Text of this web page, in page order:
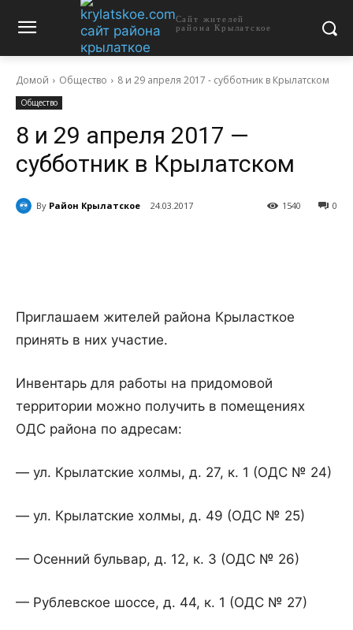
Сайт жителей
района Крылатское
Домой Общество 8 и 29 апреля 2017 - субботник в Крылатском
Общество
8 и 29 апреля 2017 —
субботник в Крылатском
By Район Крылатское 24.03.2017 0
1540
Приглашаем жителей района Крыласткое
принять в них участие.
Инвентарь для работы на придомовой
территории можно получить в помещениях
ОДС района по адресам:
— ул. Крылатские холмы, д. 27, к. 1 (ОДС № 24)
— ул. Крылатские холмы, д. 49 (ОДС № 25)
— Осенний бульвар, д. 12, к. 3 (ОДС № 26)
— Рублевское шоссе, д. 44, к. 1 (ОДС № 27)